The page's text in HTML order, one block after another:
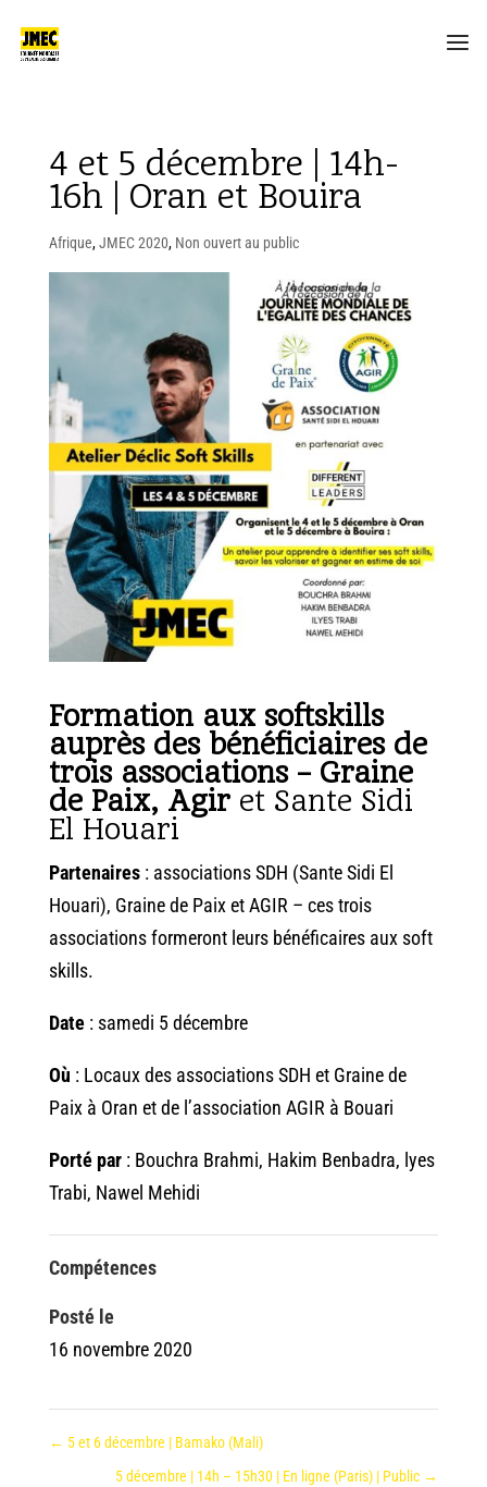
4 et 5 décembre | 14h-
16h | Oran et Bouira
Afrique,JMEC 2020, Non ouvert au public
Formation aux softskills
auprès des bénéficiaires de
trois associations – Graine
de Paix, Agiret Sante Sidi
El Houari
Partenaires : associations SDH (Sante Sidi El
Houari), Graine de Paix et AGIR – ces trois
associations formeront leurs bénéficaires aux soft
skills.
Date: samedi 5 décembre
Où : Locaux des associations SDH et Graine de
Paix à Oran et de l’association AGIR à Bouari
Porté par : Bouchra Brahmi, Hakim Benbadra, lyes
Trabi, Nawel Mehidi
Compétences
Posté le
16 novembre 2020
← 5 et 6 décembre | Bamako (Mali)
5 décembre | 14h – 15h30 | En ligne (Paris) | Public →